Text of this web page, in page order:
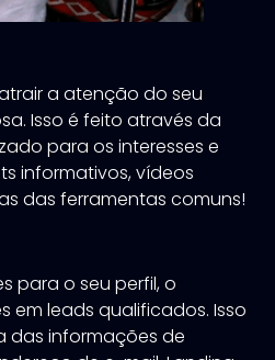
a atenção do seu
Isso é feito através da
para os interesses e
informativos, vídeos
das ferramentas comuns!
para o seu perfil, o
em leads qualificados. Isso
das informações de